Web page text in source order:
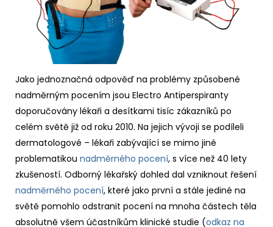
Jako jednoznačná odpověď na problémy způsobené
nadměrným pocením jsou Electro Antiperspiranty
doporučovány lékaři a desítkami tisíc zákazníků po
celém světě již od roku 2010. Na jejich vývoji se podíleli
dermatologové – lékaři zabývající se mimo jiné
problematikou nadměrného pocení, s více než 40 lety
zkušeností. Odborný lékařský dohled dal vzniknout řešení
nadměrného pocení, které jako první a stále jediné na
světě pomohlo odstranit pocení na mnoha částech těla
absolutně všem účastníkům klinické studie (odkaz na